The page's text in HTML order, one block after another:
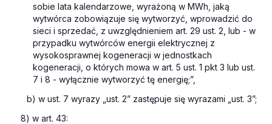
sobie lata kalendarzowe, wyrażoną w MWh, jaką
wytwórca zobowiązuje się wytworzyć, wprowadzić do
sieci i sprzedać, z uwzględnieniem art. 29 ust. 2, lub - w
przypadku wytwórców energii elektrycznej z
wysokosprawnej kogeneracji w jednostkach
kogeneracji, o których mowa w art. 5 ust. 1 pkt 3 lub ust.
7 i 8 - wyłącznie wytworzyć tę energię;”,
b) w ust. 7 wyrazy „ust. 2” zastępuje się wyrazami „ust. 3”;
8) w art. 43: